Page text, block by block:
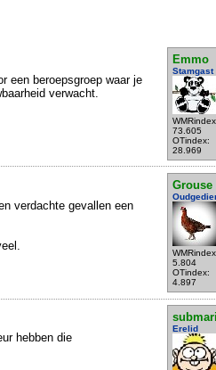
Emmo
Stamgast
73.605
OTindex:
28.969
een beroepsgroep waar je
verwacht.
Grouse
5.804
OTindex:
4.897
verdachte gevallen een
Erelid
hebben die